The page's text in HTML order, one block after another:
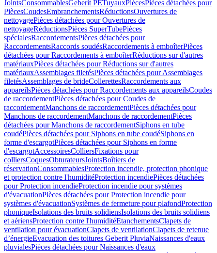
JointsConsommablesGeberit PETuyauxPiècesPièces détachées pour
PiècesCoudesEmbranchementsRéductionsOuvertures de
nettoyagePièces détachées pour Ouvertures de
nettoyageRéductionsPièces SuperTubePièces
spécialesRaccordementsPièces détachées pour
RaccordementsRaccords soudésRaccordements à emboîterPièces
détachées pour Raccordements à emboîterRéductions sur d'autres
matériauxPièces détachées pour Réductions sur d'autres
matériauxAssemblages filetésPièces détachées pour Assemblages
filetésAssemblages de brideCollerettesRaccordements aux
appareilsPièces détachées pour Raccordements aux appareilsCoudes
de raccordementPièces détachées pour Coudes de
raccordementManchons de raccordementPièces détachées pour
Manchons de raccordementManchons de raccordementPièces
détachées pour Manchons de raccordementSiphons en tube
coudéPièces détachées pour Siphons en tube coudéSiphons en
forme d'escargotPièces détachées pour Siphons en forme
d'escargotAccessoiresColliersFixations pour
colliersCoquesObturateursJointsBoîtiers de
réservationConsommablesProtection incendie, protection phonique
et protection contre l'humiditéProtection incendiePièces détachées
pour Protection incendieProtection incendie pour systèmes
d'évacuationPièces détachées pour Protection incendie pour
systèmes d'évacuationSystèmes de fermeture pour plafondProtection
phoniqueIsolations des bruits solidiensIsolations des bruits solidiens
et aériensProtection contre l'humiditéEtanchementsClapets de
ventilation pour évacuationClapets de ventilationClapets de retenue
d’énergieEvacuation des toitures Geberit PluviaNaissances d'eaux
pluvialesPièces détachées pour Naissances d'eaux